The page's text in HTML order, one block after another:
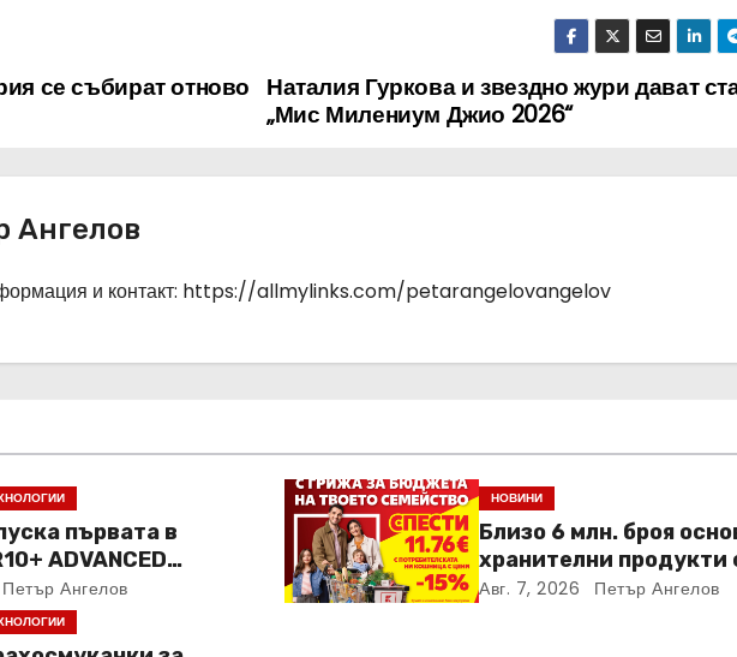
Наталия Гуркова и звездно жури дават
„Мис Милениум Джио 2026“
се събират отново
Ангелов
и контакт: https://allmylinks.com/petarangelovangelov
първата в
ADVANCED
услуга в Prime Video
Петър Ангелов
НОВИНИ
Близо 6 млн. броя
хранителни продукти
закупени от „Кошница
Авг. 7, 2026 Петър Ангелов